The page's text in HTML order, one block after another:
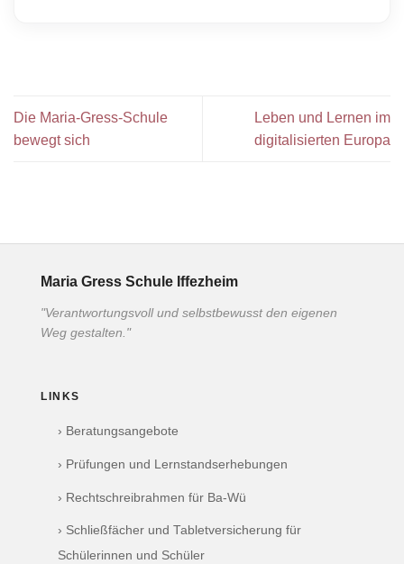
Die Maria-Gress-Schule
bewegt sich
Leben und Lernen im
digitalisierten Europa
Maria Gress Schule Iffezheim
"Verantwortungsvoll und selbstbewusst den eigenen
Weg gestalten."
LINKS
› Beratungsangebote
› Prüfungen und Lernstandserhebungen
› Rechtschreibrahmen für Ba-Wü
› Schließfächer und Tabletversicherung für
Schülerinnen und Schüler